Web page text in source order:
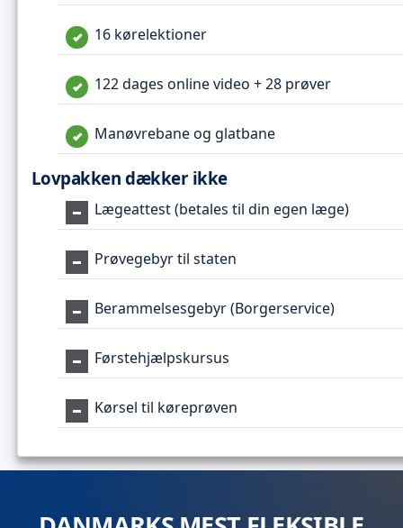
16 kørelektioner
122 dages online video + 28 prøver
Manøvrebane og glatbane
Lovpakken dækker ikke
Lægeattest (betales til din egen læge)
Prøvegebyr til staten
Berammelsesgebyr (Borgerservice)
Førstehjælpskursus
Kørsel til køreprøven